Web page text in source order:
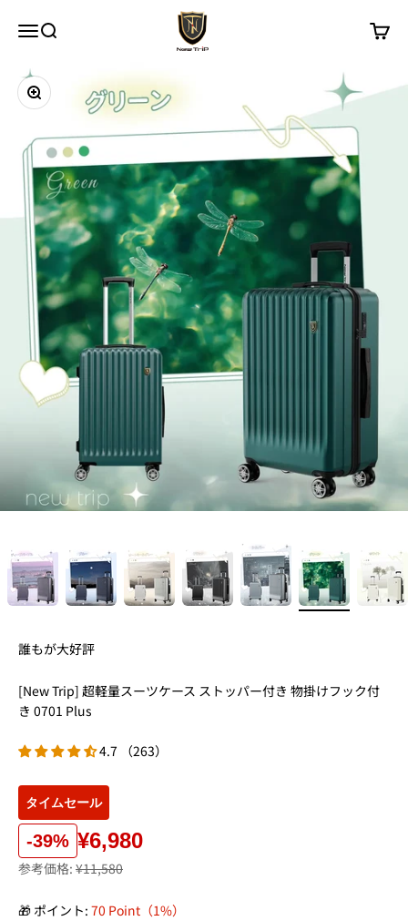
メニュー
検索
New Trip
カート
ズームイン
誰もが大好評
[New Trip] 超軽量スーツケース ストッパー付き 物掛けフック付
き 0701 Plus
4.7 （263）
タイムセール
-39% ¥6,980
参考価格: ¥11,580
🎁 ポイント: 70 Point（1%）